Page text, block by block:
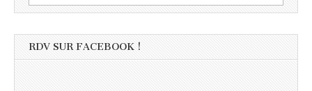
RDV SUR FACEBOOK !